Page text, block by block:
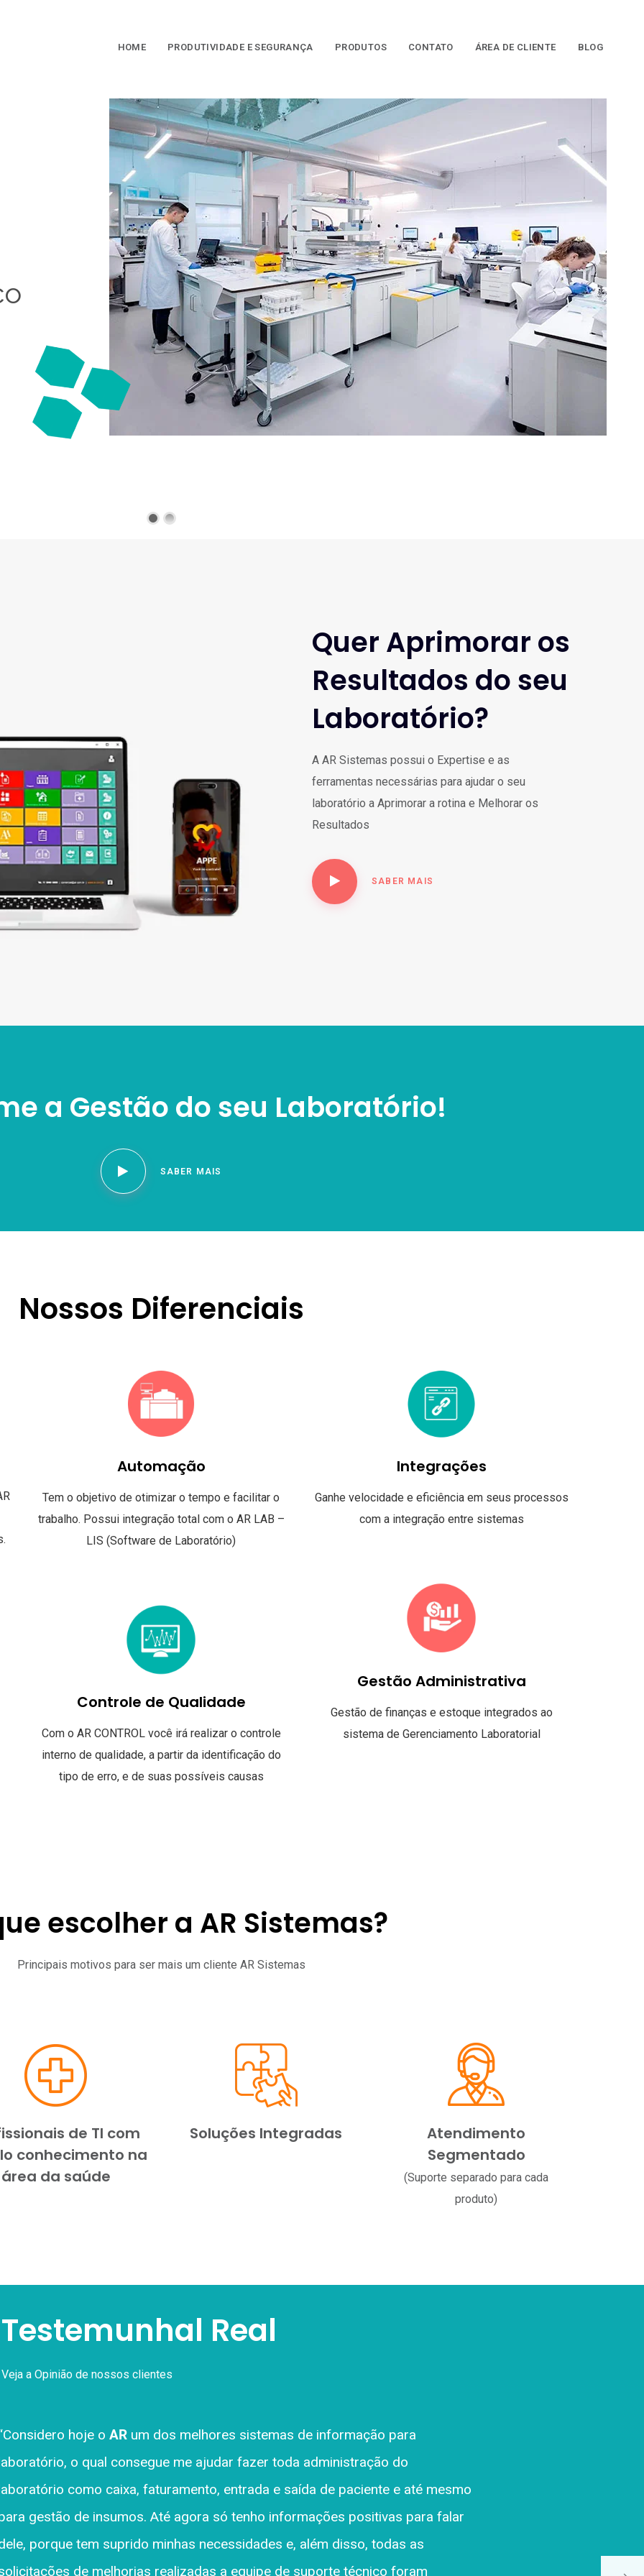
HOME PRODUTIVIDADE E SEGURANÇA PRODUTOS CONTATO ÁREA DE CLIENTE BLOG
Quer Aprimorar os
Resultados do seu
Laboratório?
A AR Sistemas possui o Expertise e as
ferramentas necessárias para ajudar o seu
laboratório a Aprimorar a rotina e Melhorar os
Resultados
SABER MAIS
a Gestão do seu Laboratório!
SABER MAIS
Nossos Diferenciais
Automação
Tem o objetivo de otimizar o tempo e facilitar o
trabalho. Possui integração total com o AR LAB –
LIS (Software de Laboratório)
Controle de Qualidade
Com o AR CONTROL você irá realizar o controle
interno de qualidade, a partir da identificação do
tipo de erro, e de suas possíveis causas
Integrações
Ganhe velocidade e eficiência em seus processos
com a integração entre sistemas
Gestão Administrativa
Gestão de finanças e estoque integrados ao
sistema de Gerenciamento Laboratorial
escolher a AR Sistemas?
Principais motivos para ser mais um cliente AR Sistemas
de TI com
conhecimento na
área da saúde
Soluções Integradas
Atendimento
Segmentado
(Suporte separado para cada
produto)
Testemunhal Real
Veja a Opinião de nossos clientes
empresa AR Sistemas fideliza seus clientes pois procura entender e atender
necessidades individuais de cada Laboratório, para isto disponibilizando um
da área da saúde com experiencia no setor diagnóstico para
a implantação de seus projetos. A disponibilização de um profissional
em nosso setor tornou-se o diferencial pois nos sentimos
e felizes por saber que esta empresa se preocupa em atender de